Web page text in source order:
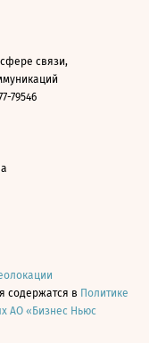
связи,
79546
содержатся в Политике
АО «Бизнес Ньюс